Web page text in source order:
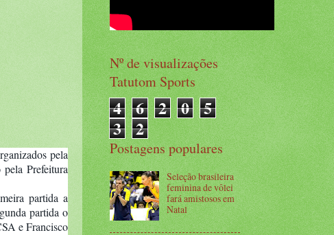
pela
Prefeitura
partida a
partida o
e Francisco
Nº de visualizações
Tatutom Sports
4 6 2 0 5
3 2
Postagens populares
Seleção brasileira
feminina de vôlei
fará amistosos em
Natal